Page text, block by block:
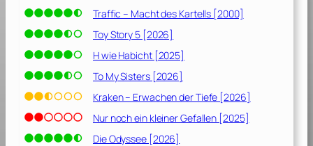
Traffic – Macht des Kartells [2000]
Toy Story 5 [2026]
H wie Habicht [2025]
To My Sisters [2026]
Kraken – Erwachen der Tiefe [2026]
Nur noch ein kleiner Gefallen [2025]
Die Odyssee [2026]